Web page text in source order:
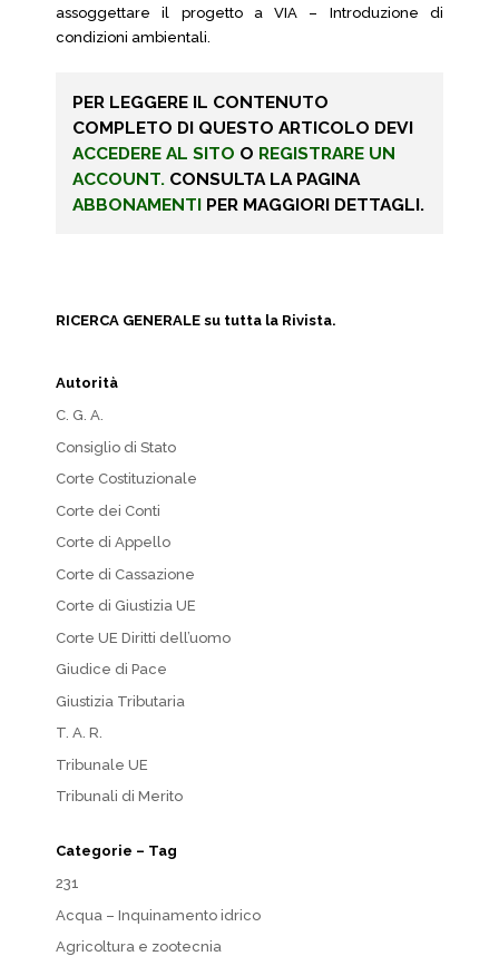
assoggettare il progetto a VIA – Introduzione di
condizioni ambientali.
PER LEGGERE IL CONTENUTO
COMPLETO DI QUESTO ARTICOLO DEVI
ACCEDERE AL SITO O REGISTRARE UN
ACCOUNT. CONSULTA LA PAGINA
ABBONAMENTI PER MAGGIORI DETTAGLI.
RICERCA GENERALE su tutta la Rivista.
Autorità
C. G. A.
Consiglio di Stato
Corte Costituzionale
Corte dei Conti
Corte di Appello
Corte di Cassazione
Corte di Giustizia UE
Corte UE Diritti dell’uomo
Giudice di Pace
Giustizia Tributaria
T. A. R.
Tribunale UE
Tribunali di Merito
Categorie – Tag
231
Acqua – Inquinamento idrico
Agricoltura e zootecnia